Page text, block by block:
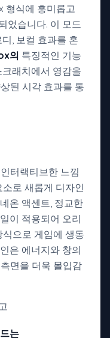
형식에 흥미롭고
었습니다. 이 모드
, 보컬 효과를 혼
의 특징적인 기능
래치에서 영감을
된 시각 효과를 통
터랙티브한 느낌
로 새롭게 디자인
온 액센트, 정교한
이 적용되어 오리
으로 게임에 생동
은 에너지와 창의
면을 더욱 몰입감
는